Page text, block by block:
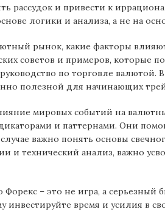
рассудок и привести к
логики и анализа‚ а не на
рынок, какие факторы
советов и примеров, которые
по торговле валютой.
полезной для начинающих
мировых событий на
и паттернами. Они
важно понять основы
и технический анализ, важно
– это не игра, а серьезный
инвестируйте время и усилия в